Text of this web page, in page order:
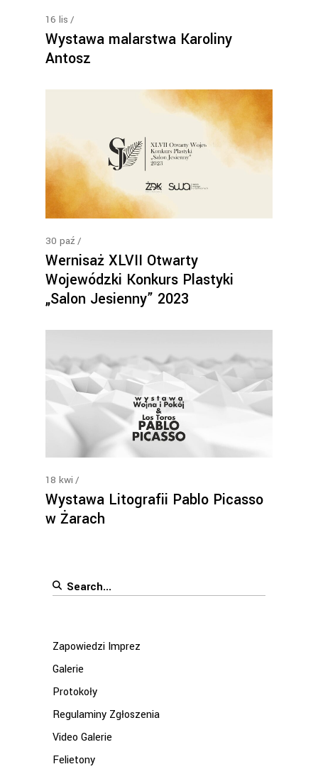
16 lis
Wystawa malarstwa Karoliny
Antosz
30 paź
Wernisaż XLVII Otwarty
Wojewódzki Konkurs Plastyki
„Salon Jesienny” 2023
18 kwi
Wystawa Litografii Pablo Picasso
w Żarach
Search
Zapowiedzi Imprez
Galerie
Protokoły
Regulaminy Zgłoszenia
Video Galerie
Felietony